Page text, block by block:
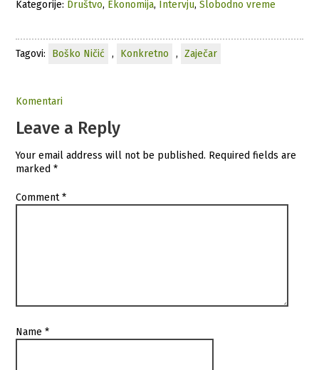
Kategorije: Društvo, Ekonomija, Intervju,Slobodno vreme
Tagovi: Boško Ničić , Konkretno , Zaječar
Komentari
Leave a Reply
Your email address will not be published. Required fields are
marked*
Comment*
Name*